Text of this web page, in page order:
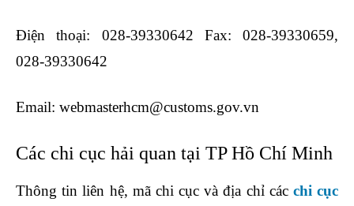
Điện thoại: 028-39330642 Fax: 028-39330659,
028-39330642
Email: webmasterhcm@customs.gov.vn
Các chi cục hải quan tại TP Hồ Chí Minh
Thông tin liên hệ, mã chi cục và địa chỉ các chi cục